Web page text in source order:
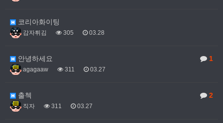
코리아화이팅
감자튀김 305 03.28
1
안녕하세요
agagaaw 311 03.27
2
출첵
직자 311 03.27